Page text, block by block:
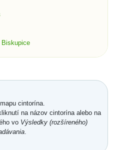
Biskupice
cintorína.
na názov cintorína alebo na
vo Výsledky (rozšíreného)
.